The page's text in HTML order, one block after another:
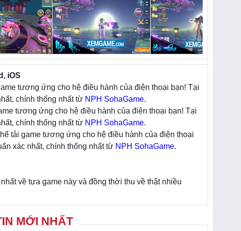
gameplay người chơi sẽ nhập vai vào nhân vật trong
để cùng phiêu lưu, hành hiệp và tu luyện võ công
thế để xưng bá trong võ lâm. Bên cạnh đó game còn
khá nhiều tính năng thú vị mà người chơi có thể mày mò
khám phá như hệ thống chế đồ, thú cưỡi, pet chiến,
học, luyện khí, thần binh, tâm pháp,…Hay hệ thống
Hôn cho phép 2 nhân vật khác giới có thể cưới nhau,
nhau bước đi trên con đường hành tẩu giang hồ.
iOS
tương ứng cho hệ điều hành của điện thoại bạn! Tại
chính thống nhất từ NPH SohaGame.
tương ứng cho hệ điều hành của điện thoại bạn! Tại
chính thống nhất từ NPH SohaGame.
tải game tương ứng cho hệ điều hành của điện thoại
xác nhất, chính thống nhất từ NPH SohaGame.
về tựa game này và đồng thời thu về thật nhiều
MỚI NHẤT